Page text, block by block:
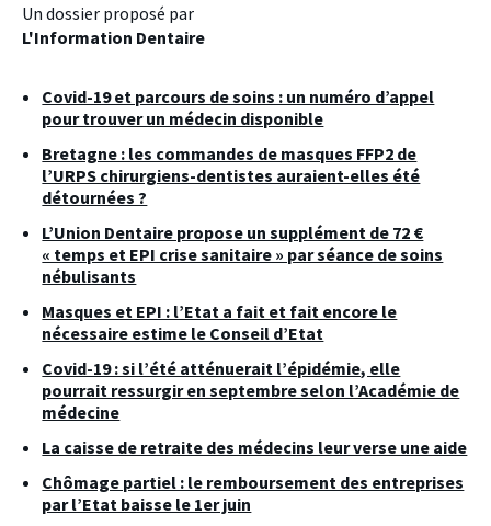
Un dossier proposé par
L'Information Dentaire
Covid-19 et parcours de soins : un numéro d’appel
pour trouver un médecin disponible
Bretagne : les commandes de masques FFP2 de
l’URPS chirurgiens-dentistes auraient-elles été
détournées ?
L’Union Dentaire propose un supplément de 72 €
« temps et EPI crise sanitaire » par séance de soins
nébulisants
Masques et EPI : l’Etat a fait et fait encore le
nécessaire estime le Conseil d’Etat
Covid-19 : si l’été atténuerait l’épidémie, elle
pourrait ressurgir en septembre selon l’Académie de
médecine
La caisse de retraite des médecins leur verse une aide
Chômage partiel : le remboursement des entreprises
par l’Etat baisse le 1er juin